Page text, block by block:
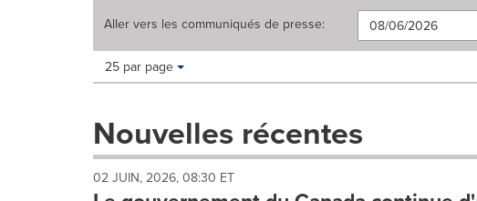
Aller vers les communiqués de presse:
Making
these
dropdown
cause
Items per page:
25 par page
Nouvelles récentes
02 JUIN, 2026, 08:30 ET